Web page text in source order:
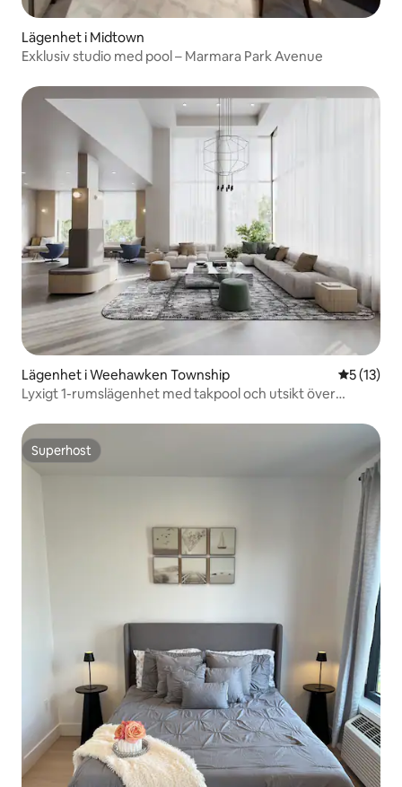
Lägenhet i Midtown
Exklusiv studio med pool – Marmara Park Avenue
Lägenhet i Weehawken Township 5 av 5 i
5 (13)
Lyxigt 1-rumslägenhet med takpool och utsikt över
Superhost
Superhost